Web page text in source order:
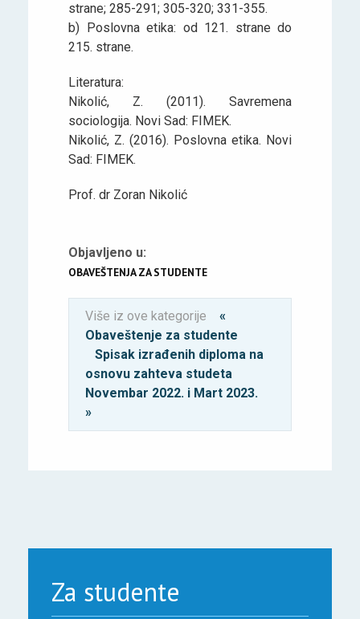
strane; 285-291; 305-320; 331-355.
b) Poslovna etika: od 121. strane do
215. strane.
Literatura:
Nikolić, Z. (2011). Savremena
sociologija. Novi Sad: FIMEK.
Nikolić, Z. (2016). Poslovna etika. Novi
Sad: FIMEK.
Prof. dr Zoran Nikolić
Objavljeno u:
OBAVEŠTENJA ZA STUDENTE
Više iz ove kategorije
«
Obaveštenje za studente
Spisak izrađenih diploma na
osnovu zahteva studeta
Novembar 2022. i Mart 2023.
»
Za studente